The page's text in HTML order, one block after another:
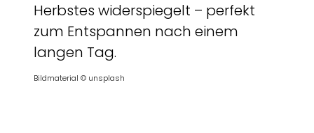
Herbstes widerspiegelt – perfekt
zum Entspannen nach einem
langen Tag.
Bildmaterial © unsplash